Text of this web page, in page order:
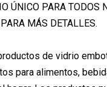
ÚNICO PARA TODOS
MÁS DETALLES.
de vidrio
para alimentos,